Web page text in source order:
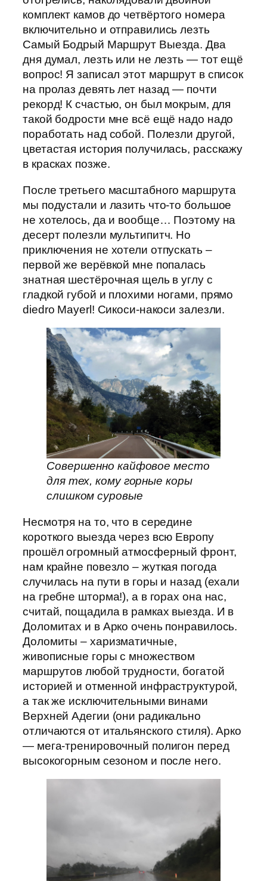
комплект камов до четвёртого номера
включительно и отправились лезть
Самый Бодрый Маршрут Выезда. Два
дня думал, лезть или не лезть — тот ещё
вопрос! Я записал этот маршрут в список
на пролаз девять лет назад — почти
рекорд! К счастью, он был мокрым, для
такой бодрости мне всё ещё надо надо
поработать над собой. Полезли другой,
цветастая история получилась, расскажу
в красках позже.
После третьего масштабного маршрута
мы подустали и лазить что-то большое
не хотелось, да и вообще… Поэтому на
десерт полезли мультипитч. Но
приключения не хотели отпускать –
первой же верёвкой мне попалась
знатная шестёрочная щель в углу с
гладкой губой и плохими ногами, прямо
diedro Mayerl! Сикоси-накоси залезли.
Совершенно кайфовое место
для тех, кому горные коры
слишком суровые
Несмотря на то, что в середине
короткого выезда через всю Европу
прошёл огромный атмосферный фронт,
нам крайне повезло – жуткая погода
случилась на пути в горы и назад (ехали
на гребне шторма!), а в горах она нас,
считай, пощадила в рамках выезда. И в
Доломитах и в Арко очень понравилось.
Доломиты – харизматичные,
живописные горы с множеством
маршрутов любой трудности, богатой
историей и отменной инфраструктурой,
а так же исключительными винами
Верхней Адегии (они радикально
отличаются от итальянского стиля). Арко
— мега-тренировочный полигон перед
высокогорным сезоном и после него.